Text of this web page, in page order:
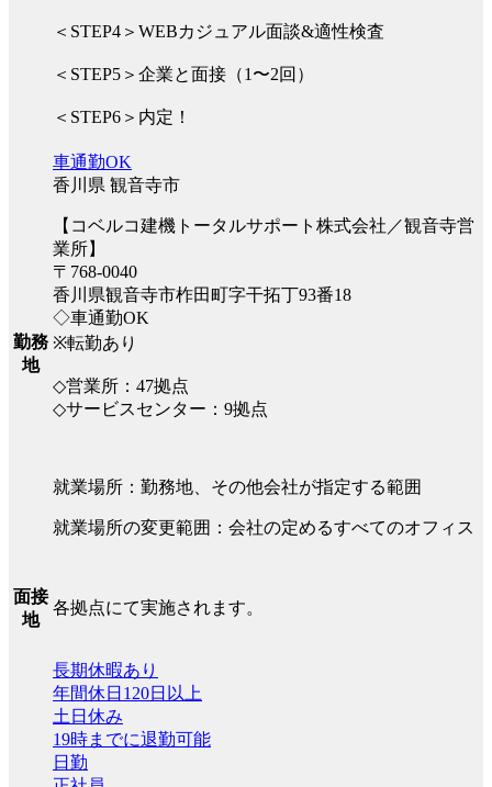
＜STEP4＞WEBカジュアル面談&適性検査
＜STEP5＞企業と面接（1〜2回）
＜STEP6＞内定！
勤務
地
車通勤OK
香川県 観音寺市
【コベルコ建機トータルサポート株式会社／観音寺営
業所】
〒768-0040
香川県観音寺市柞田町字干拓丁93番18
◇車通勤OK
※転勤あり
◇営業所：47拠点
◇サービスセンター：9拠点
就業場所：勤務地、その他会社が指定する範囲
就業場所の変更範囲：会社の定めるすべてのオフィス
面接
地
各拠点にて実施されます。
長期休暇あり
年間休日120日以上
土日休み
19時までに退勤可能
日勤